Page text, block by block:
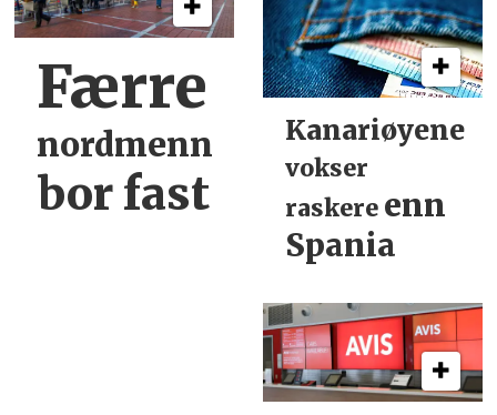
Færre
nordmenn
bor fast
Kanariøyene
vokser
raskere enn
Spania